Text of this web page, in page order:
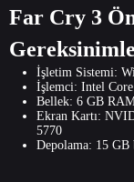
Far Cry 3
İşletim Sistemi:
İşlemci: Intel
Bellek: 6 GB
Ekran Kartı:
5770
Depolama: 15 GB